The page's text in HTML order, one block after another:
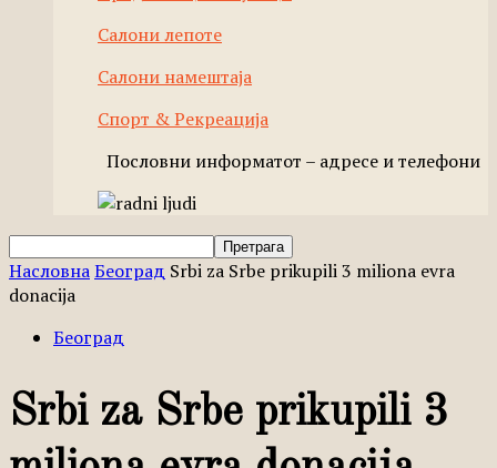
Салони лепоте
Салони намештаја
Спорт & Рекреација
Пословни информатот – адресе и телефони
НасловнаБеоград Srbi za Srbe prikupili 3 miliona evra
donacija
Београд
Srbi za Srbe prikupili 3